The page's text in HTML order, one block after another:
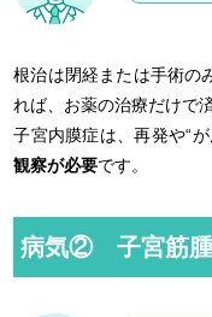
根治は閉経または手術の
れば、お薬の治療だけで
子宮内膜症は、再発や“
観察が必要です。
病気② 子宮筋腫